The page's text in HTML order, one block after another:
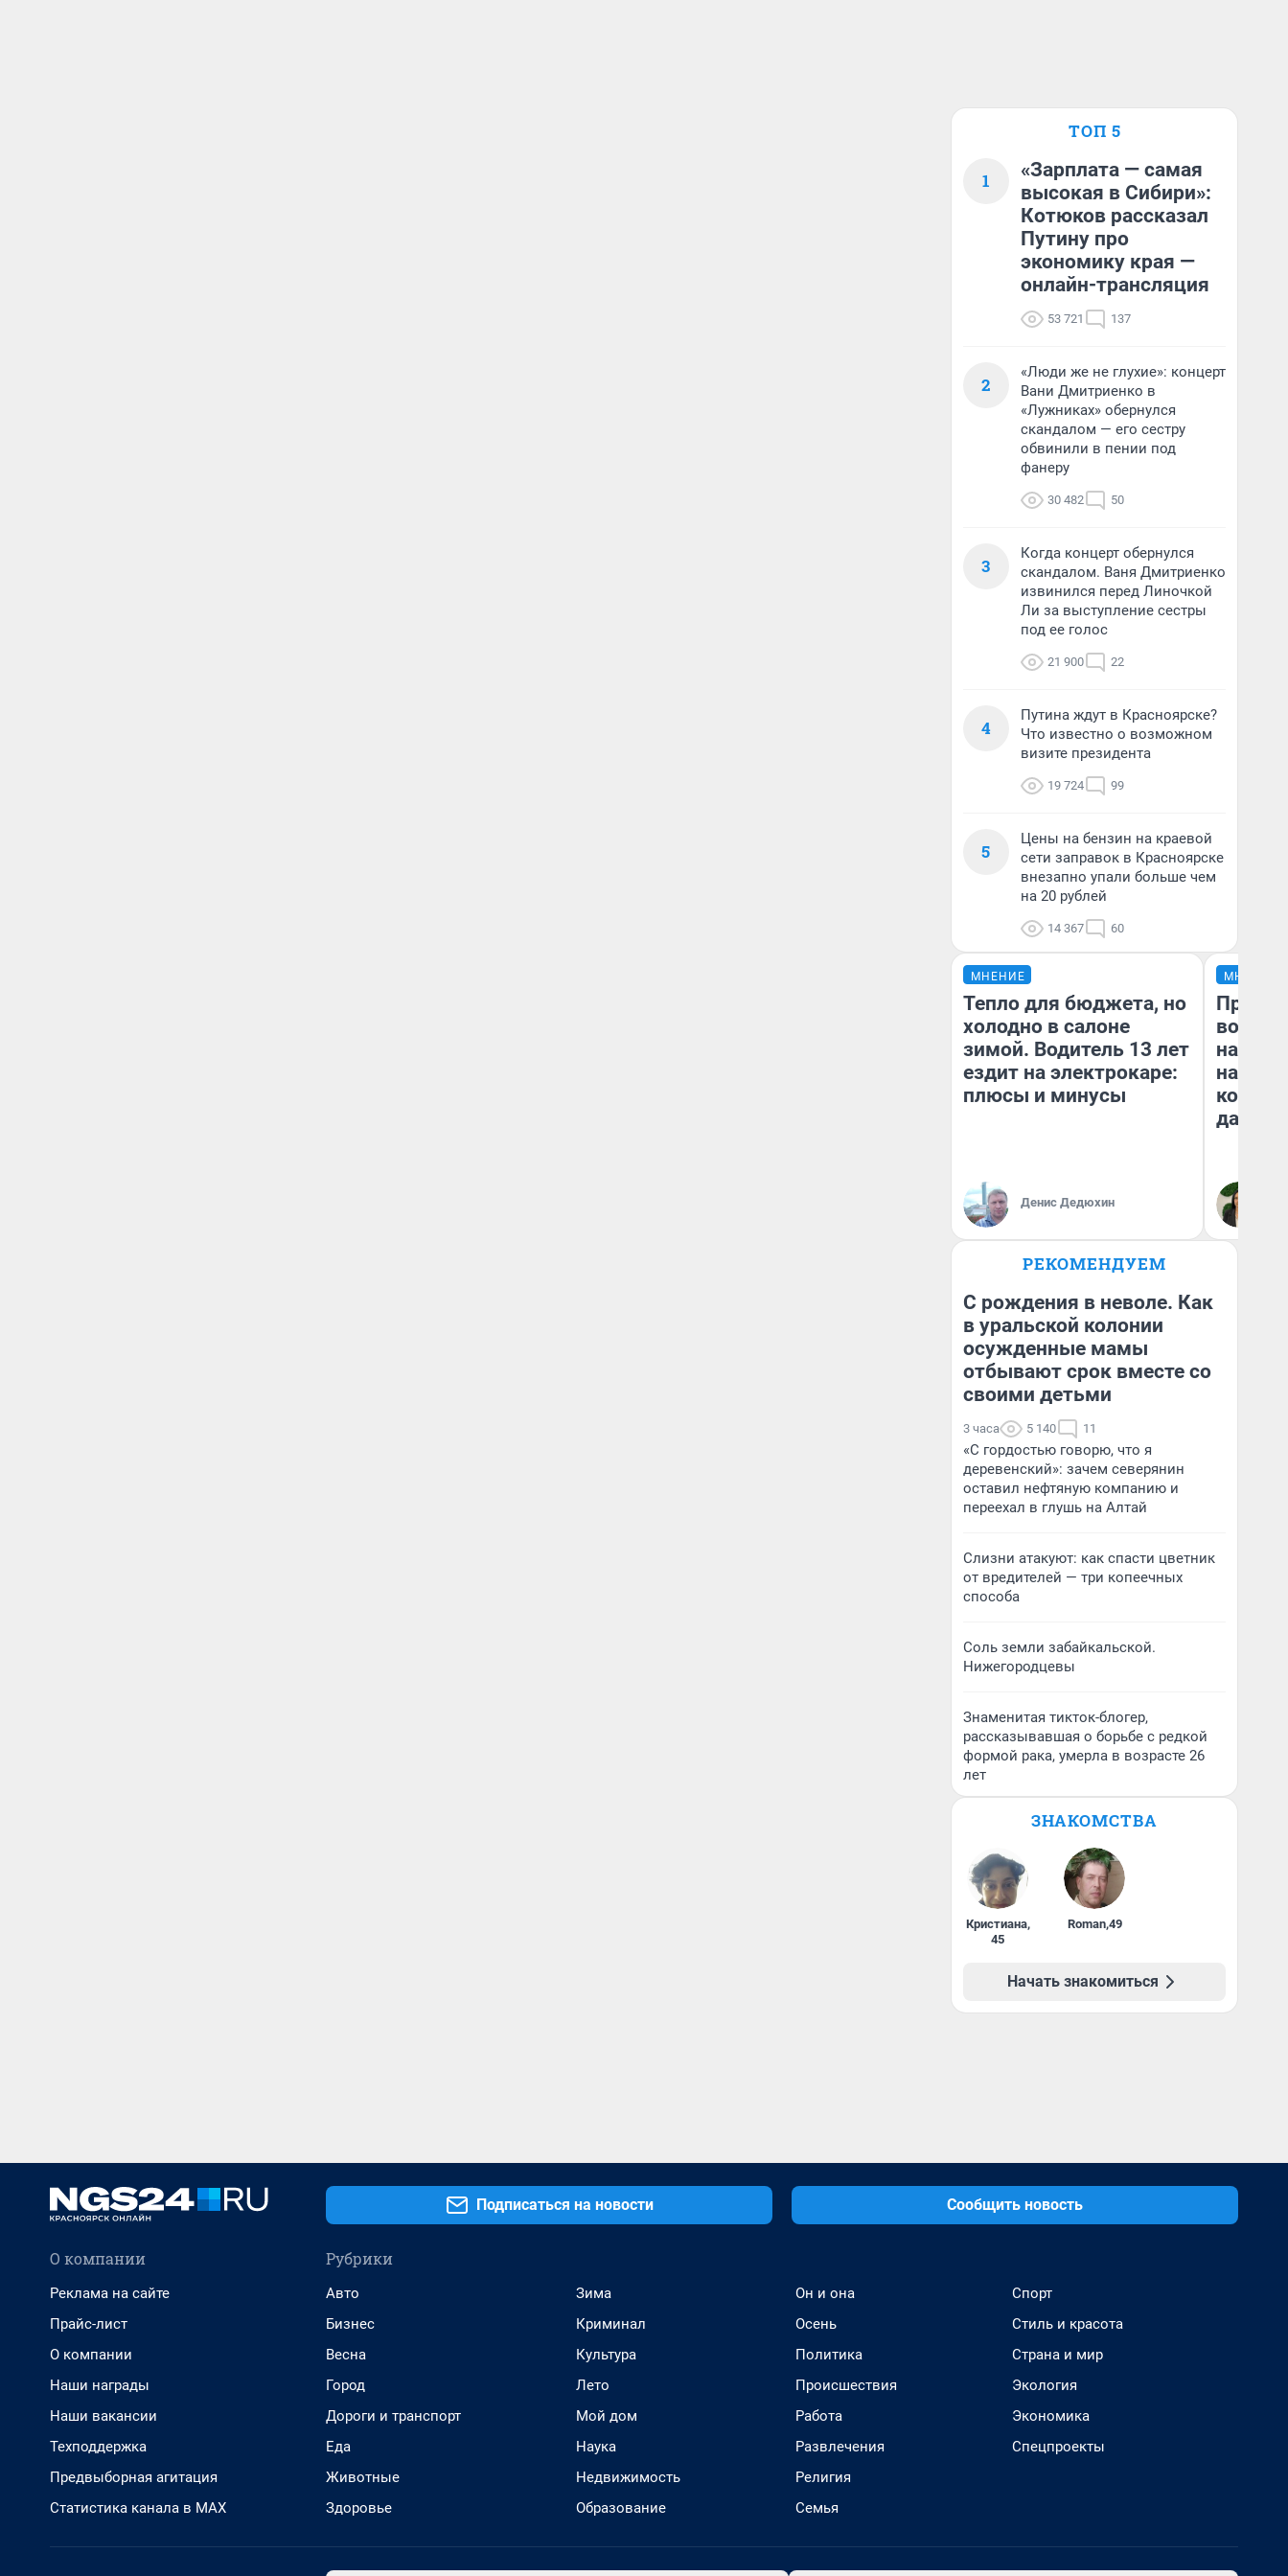
ТОП 5
1
«Зарплата — самая
высокая в Сибири»:
Котюков рассказал
Путину про
экономику края —
онлайн-трансляция
53 721 137
2
«Люди же не глухие»: концерт
Вани Дмитриенко в
«Лужниках» обернулся
скандалом — его сестру
обвинили в пении под
фанеру
30 482 50
3
Когда концерт обернулся
скандалом. Ваня Дмитриенко
извинился перед Линочкой
Ли за выступление сестры
под ее голос
21 900 22
4
Путина ждут в Красноярске?
Что известно о возможном
визите президента
19 724 99
5
Цены на бензин на краевой
сети заправок в Красноярске
внезапно упали больше чем
на 20 рублей
14 367 60
МНЕНИЕ
Тепло для бюджета, но
холодно в салоне
зимой. Водитель 13 лет
ездит на электрокаре:
плюсы и минусы
Денис Дедюхин
МНЕНИЕ
нам
даже
РЕКОМЕНДУЕМ
С рождения в неволе. Как
в уральской колонии
осужденные мамы
отбывают срок вместе со
своими детьми
3 часа 5 140 11
«С гордостью говорю, что я
деревенский»: зачем северянин
оставил нефтяную компанию и
переехал в глушь на Алтай
Слизни атакуют: как спасти цветник
от вредителей — три копеечных
способа
Соль земли забайкальской.
Нижегородцевы
Знаменитая тикток-блогер,
рассказывавшая о борьбе с редкой
формой рака, умерла в возрасте 26
лет
ЗНАКОМСТВА
Кристиана,
45
Roman,49
Начать знакомиться
Подписаться на новости Сообщить новость
О компании
Реклама на сайте
Прайс-лист
О компании
Наши награды
Наши вакансии
Техподдержка
Предвыборная агитация
Статистика канала в MAX
Рубрики
Авто
Бизнес
Весна
Город
Дороги и транспорт
Еда
Животные
Здоровье
Зима
Криминал
Культура
Лето
Мой дом
Наука
Недвижимость
Образование
Он и она
Осень
Политика
Происшествия
Работа
Развлечения
Религия
Семья
Спорт
Стиль и красота
Страна и мир
Экология
Экономика
Спецпроекты